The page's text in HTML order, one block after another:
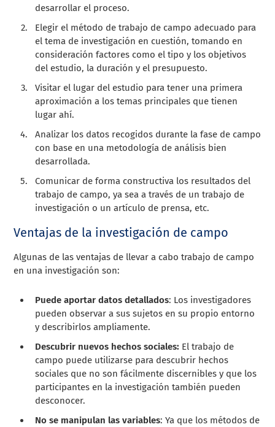
desarrollar el proceso.
Elegir el método de trabajo de campo adecuado para
el tema de investigación en cuestión, tomando en
consideración factores como el tipo y los objetivos
del estudio, la duración y el presupuesto.
Visitar el lugar del estudio para tener una primera
aproximación a los temas principales que tienen
lugar ahí.
Analizar los datos recogidos durante la fase de campo
con base en una metodología de análisis bien
desarrollada.
Comunicar de forma constructiva los resultados del
trabajo de campo, ya sea a través de un trabajo de
investigación o un artículo de prensa, etc.
Ventajas de la investigación de campo
Algunas de las ventajas de llevar a cabo trabajo de campo
en una investigación son:
Puede aportar datos detallados: Los investigadores
pueden observar a sus sujetos en su propio entorno
y describirlos ampliamente.
Descubrir nuevos hechos sociales: El trabajo de
campo puede utilizarse para descubrir hechos
sociales que no son fácilmente discernibles y que los
participantes en la investigación también pueden
desconocer.
No se manipulan las variables: Ya que los métodos de